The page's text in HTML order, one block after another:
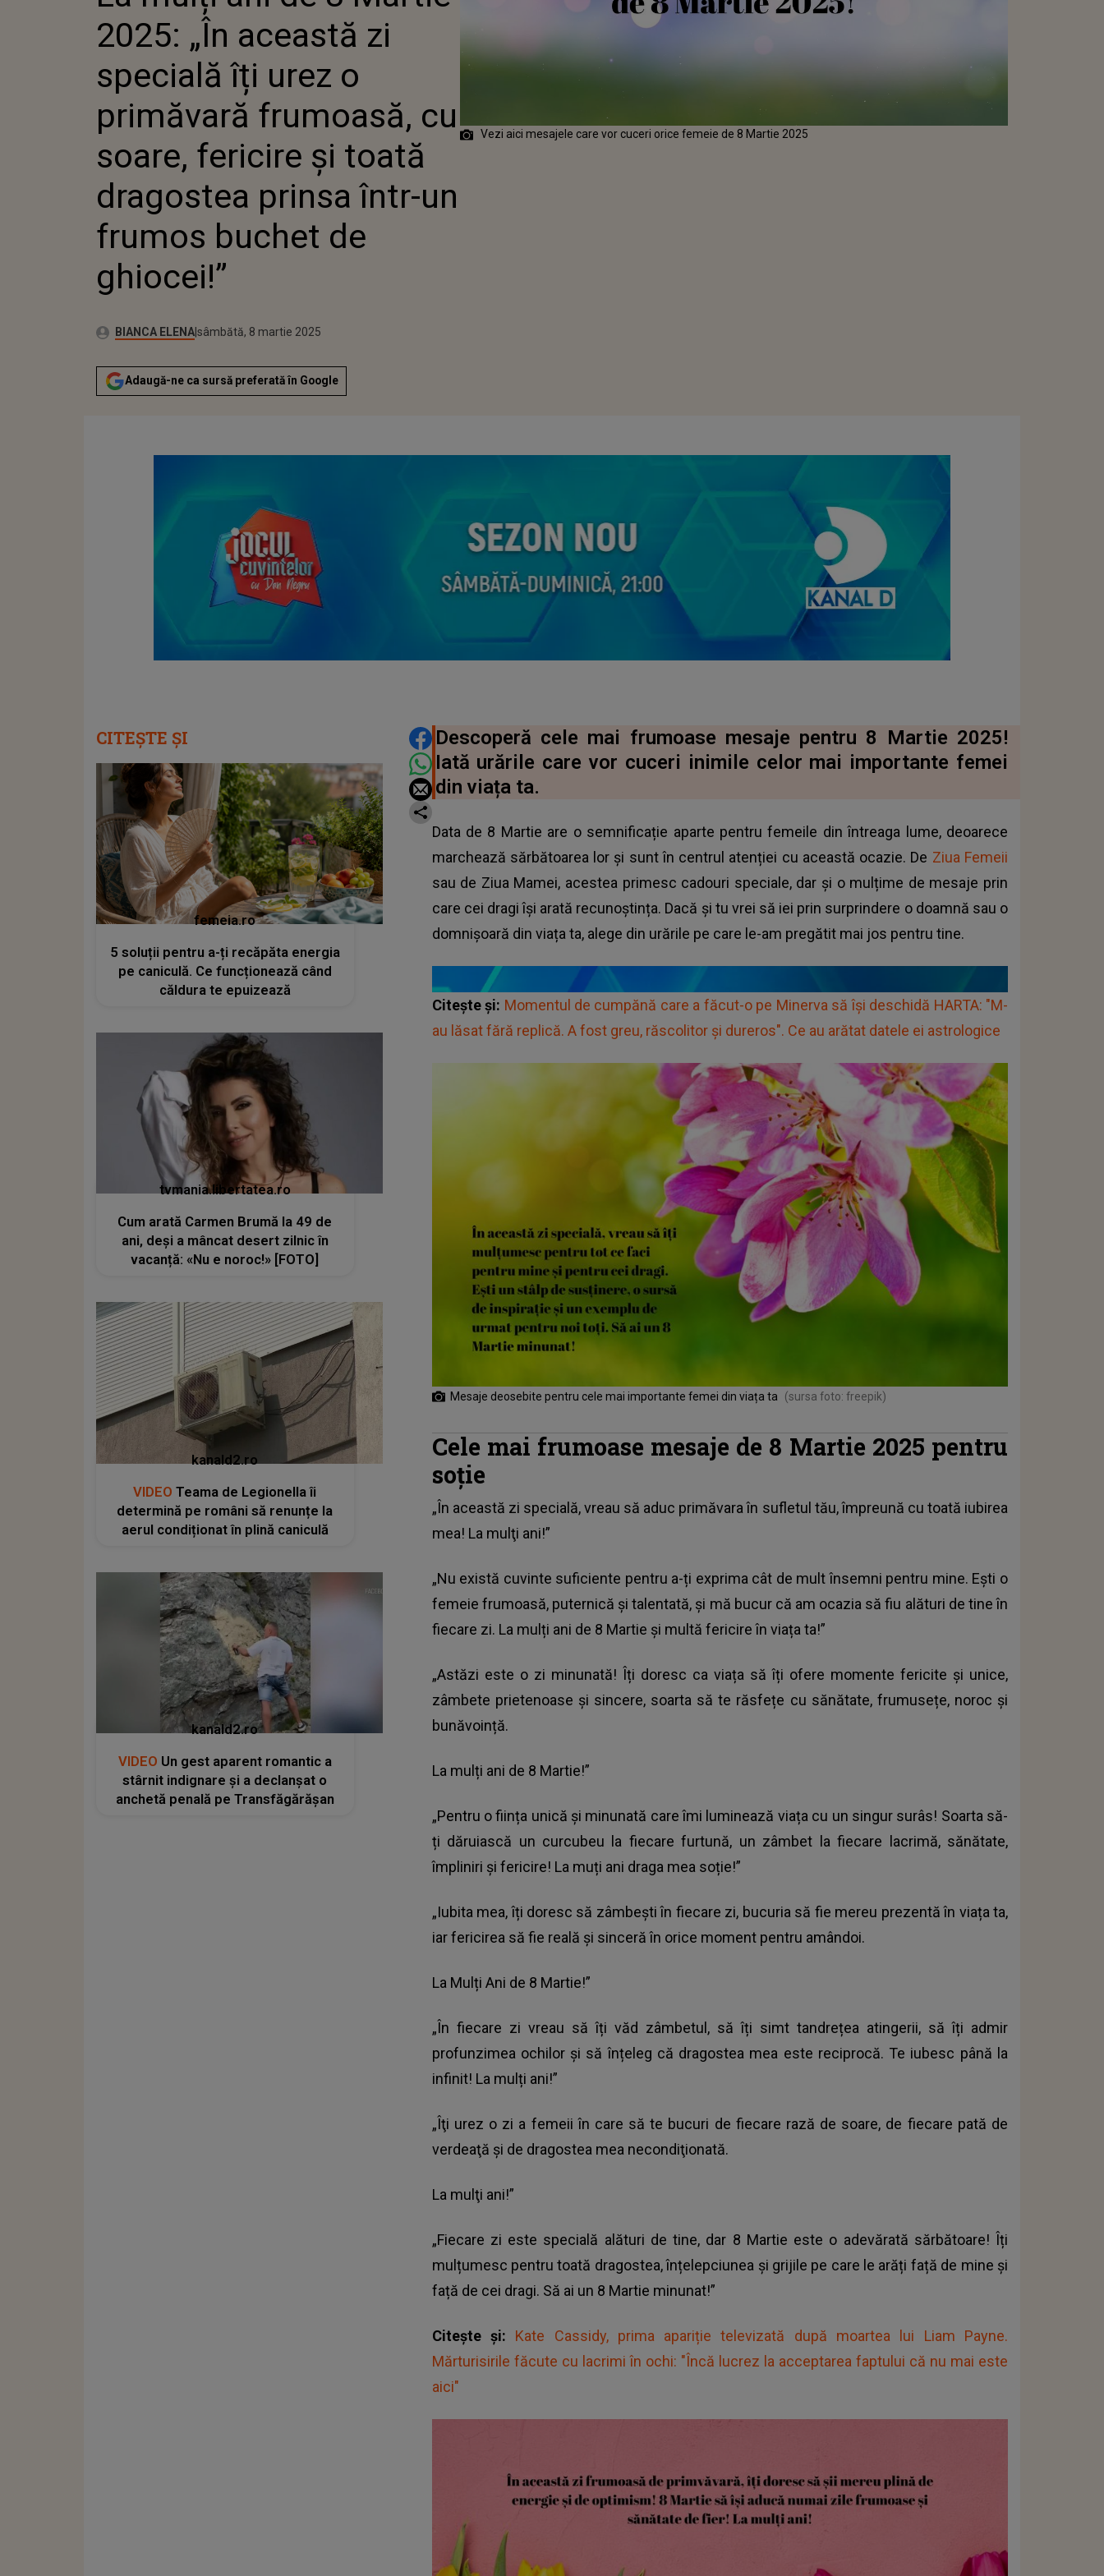
PRIMĂVARĂ FRUMOASĂ,
CU SOARE, FERICIRE ȘI
TOATĂ DRAGOSTEA
FRUMOS BUCHET DE
GHIOCEI!”
2025: „În această zi
specială îți urez o
primăvară frumoasă, cu
soare, fericire și toată
dragostea prinsa într-un
frumos buchet de
ghiocei!”
Autor:BIANCA ELENAPublicat:
sâmbătă, 8 martie 2025
Actualizat:
sâmbătă, 8 martie 2025
Adaugă-ne ca sursă preferată în Google
Vezi aici mesajele care vor cuceri orice femeie de 8 Martie 2025
DISTRIBUIE ARTICOLUL
Descoperă cele mai frumoase mesaje pentru 8 Martie 2025!
Iată urările care vor cuceri inimile celor mai importante femei
din viața ta.
Data de 8 Martie are o semnificație aparte pentru femeile din întreaga lume, deoarece
marchează sărbătoarea lor și sunt în centrul atenției cu această ocazie. De Ziua Femeii
sau de Ziua Mamei, acestea primesc cadouri speciale, dar și o mulțime de mesaje prin
care cei dragi își arată recunoștința. Dacă și tu vrei să iei prin surprindere o doamnă sau o
domnișoară din viața ta, alege din urările pe care le-am pregătit mai jos pentru tine.
Citește și: Momentul de cumpănă care a făcut-o pe Minerva să își deschidă HARTA: "M-
au lăsat fără replică. A fost greu, răscolitor și dureros". Ce au arătat datele ei astrologice
Mesaje deosebite pentru cele mai importante femei din viața ta (sursa foto: freepik)
Cele mai frumoase mesaje de 8 Martie 2025 pentru
soție
„În această zi specială, vreau să aduc primăvara în sufletul tău, împreună cu toată iubirea
mea! La mulţi ani!”
„Nu există cuvinte suficiente pentru a-ți exprima cât de mult însemni pentru mine. Ești o
femeie frumoasă, puternică și talentată, și mă bucur că am ocazia să fiu alături de tine în
fiecare zi. La mulți ani de 8 Martie și multă fericire în viața ta!”
„Astăzi este o zi minunată! Îți doresc ca viața să îți ofere momente fericite și unice,
zâmbete prietenoase și sincere, soarta să te răsfețe cu sănătate, frumusețe, noroc și
bunăvoință.
La mulți ani de 8 Martie!”
„Pentru o ființa unică și minunată care îmi luminează viața cu un singur surâs! Soarta să-
ți dăruiască un curcubeu la fiecare furtună, un zâmbet la fiecare lacrimă, sănătate,
împliniri și fericire! La muți ani draga mea soție!”
„Iubita mea, îți doresc să zâmbești în fiecare zi, bucuria să fie mereu prezentă în viața ta,
iar fericirea să fie reală și sinceră în orice moment pentru amândoi.
La Mulți Ani de 8 Martie!”
„În fiecare zi vreau să îți văd zâmbetul, să îți simt tandrețea atingerii, să îți admir
profunzimea ochilor și să înțeleg că dragostea mea este reciprocă. Te iubesc până la
infinit! La mulți ani!”
„Îţi urez o zi a femeii în care să te bucuri de fiecare rază de soare, de fiecare pată de
verdeaţă şi de dragostea mea necondiţionată.
La mulţi ani!”
„Fiecare zi este specială alături de tine, dar 8 Martie este o adevărată sărbătoare! Îți
mulțumesc pentru toată dragostea, înțelepciunea și grijile pe care le arăți față de mine și
față de cei dragi. Să ai un 8 Martie minunat!”
Citește și: Kate Cassidy, prima apariție televizată după moartea lui Liam Payne.
Mărturisirile făcute cu lacrimi în ochi: "Încă lucrez la acceptarea faptului că nu mai este
aici"
CITEȘTE ȘI
femeia.ro
5 soluții pentru a-ți recăpăta energia
pe caniculă. Ce funcționează când
căldura te epuizează
tvmania.libertatea.ro
Cum arată Carmen Brumă la 49 de
ani, deși a mâncat desert zilnic în
vacanță: «Nu e noroc!» [FOTO]
kanald2.ro
VIDEO Teama de Legionella îi
determină pe români să renunțe la
aerul condiționat în plină caniculă
kanald2.ro
VIDEO Un gest aparent romantic a
stârnit indignare și a declanșat o
anchetă penală pe Transfăgărășan